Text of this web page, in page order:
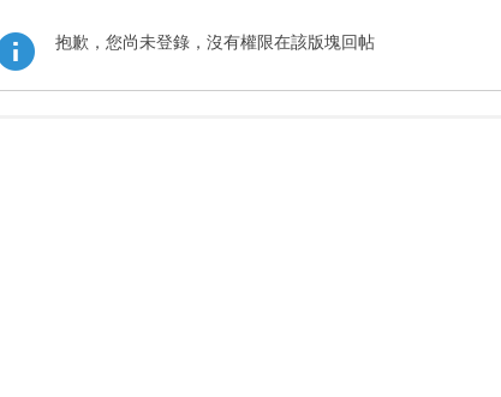
抱歉，您尚未登錄，沒有權限在該版塊回帖